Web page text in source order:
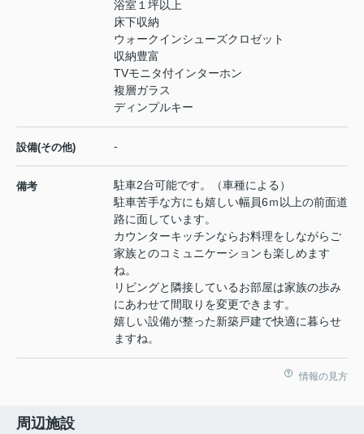
浴室１坪以上
床下収納
ウォークインシューズクロゼット
収納豊富
TVモニタ付インターホン
複層ガラス
ディンプルキー
設備(その他) -
備考
駐車2台可能です。（車種による）
駐車苦手な方にも嬉しい幅員6ｍ以上の前面道
路に面しています。
カウンターキッチンならお料理をしながらご
家族とのコミュニケーションも楽しめます
ね。
リビングと隣接しているお部屋は家族の歩み
にあわせて間取りを変更できます。
嬉しい設備が整った新築戸建で快適に暮らせ
ますね。
情報の見方
周辺施設